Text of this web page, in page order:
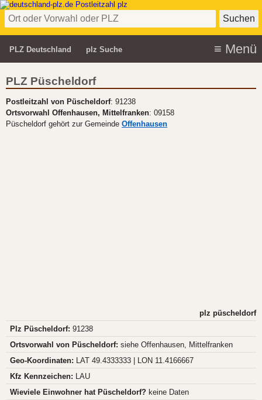
PLZ Deutschland plz Suche
PLZ Püscheldorf
Postleitzahl von Püscheldorf: 91238
Ortsvorwahl Offenhausen, Mittelfranken: 09158
Püscheldorf gehört zur Gemeinde Offenhausen
plz püscheldorf
Plz Püscheldorf: 91238
Ortsvorwahl von Püscheldorf: siehe Offenhausen, Mittelfranken
Geo-Koordinaten: LAT 49.4333333 | LON 11.4166667
Kfz Kennzeichen: LAU
Wieviele Einwohner hat Püscheldorf? keine Daten